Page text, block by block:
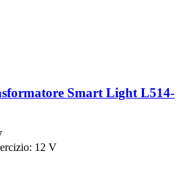
Smart Light L514-​
12 V